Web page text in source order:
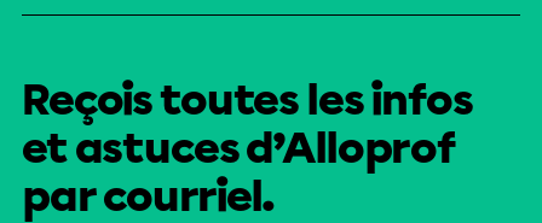
Reçois toutes les infos
et astuces d’Alloprof
par courriel.